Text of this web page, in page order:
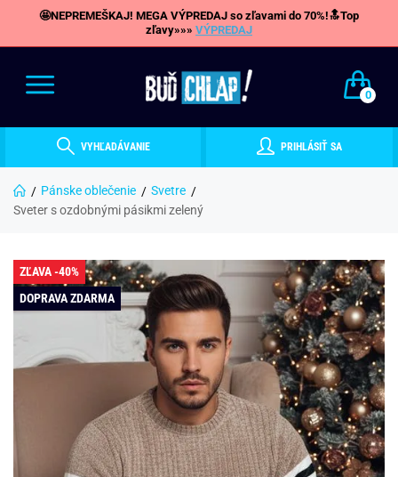
🤩NEPREMEŠKAJ! MEGA VÝPREDAJ so zľavami do 70%!🔝Top
zľavy»»» VÝPREDAJ
0
VYHĽADÁVANIE PRIHLÁSIŤ SA
Pánske oblečenie
Svetre
Sveter s ozdobnými pásikmi zelený
ZĽAVA -40%
DOPRAVA ZDARMA